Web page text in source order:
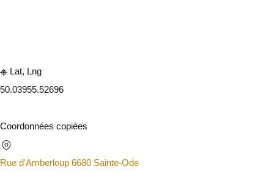
Lat, Lng
50.03955.52696
Coordonnées copiées
Rue d'Amberloup 6680 Sainte-Ode